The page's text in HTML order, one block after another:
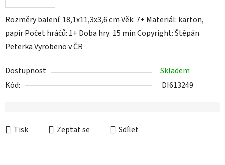
Rozměry balení: 18,1x11,3x3,6 cm Věk: 7+ Materiál: karton,
papír Počet hráčů: 1+ Doba hry: 15 min Copyright: Štěpán
Peterka Vyrobeno v ČR
Dostupnost
Skladem
Kód:
DI613249
Tisk Zeptat se Sdílet